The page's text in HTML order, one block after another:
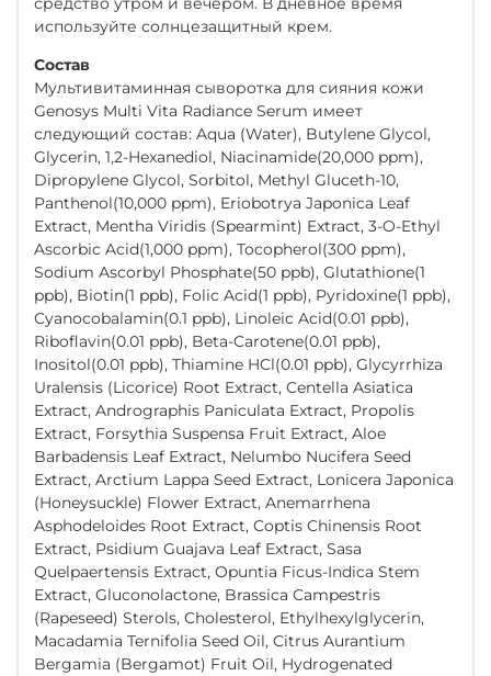
используйте солнцезащитный крем.
Состав
Мультивитаминная сыворотка для сияния кожи
Genosys Multi Vita Radiance Serum имеет
следующий состав: Aqua (Water), Butylene Glycol,
Glycerin, 1,2-Hexanediol, Niacinamide(20,000 ppm),
Dipropylene Glycol, Sorbitol, Methyl Gluceth-10,
Panthenol(10,000 ppm), Eriobotrya Japonica Leaf
Extract, Mentha Viridis (Spearmint) Extract, 3-O-Ethyl
Ascorbic Acid(1,000 ppm), Tocopherol(300 ppm),
Sodium Ascorbyl Phosphate(50 ppb), Glutathione(1
ppb), Biotin(1 ppb), Folic Acid(1 ppb), Pyridoxine(1 ppb),
Cyanocobalamin(0.1 ppb), Linoleic Acid(0.01 ppb),
Riboflavin(0.01 ppb), Beta-Carotene(0.01 ppb),
Inositol(0.01 ppb), Thiamine HCl(0.01 ppb), Glycyrrhiza
Uralensis (Licorice) Root Extract, Centella Asiatica
Extract, Andrographis Paniculata Extract, Propolis
Extract, Forsythia Suspensa Fruit Extract, Aloe
Barbadensis Leaf Extract, Nelumbo Nucifera Seed
Extract, Arctium Lappa Seed Extract, Lonicera Japonica
(Honeysuckle) Flower Extract, Anemarrhena
Asphodeloides Root Extract, Coptis Chinensis Root
Extract, Psidium Guajava Leaf Extract, Sasa
Quelpaertensis Extract, Opuntia Ficus-Indica Stem
Extract, Gluconolactone, Brassica Campestris
(Rapeseed) Sterols, Cholesterol, Ethylhexylglycerin,
Macadamia Ternifolia Seed Oil, Citrus Aurantium
Bergamia (Bergamot) Fruit Oil, Hydrogenated